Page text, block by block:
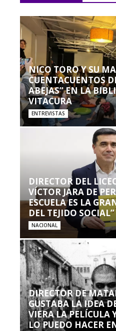
NICO TORO Y SU
CUENTACUENTOS
ABEJAS” EN LA
VITACURA
ENTREVISTAS
DIRECTOR DEL
VÍCTOR JARA DE
ESCUELA ES LA
DEL TEJIDO SOCIAL”
NACIONAL
DIRECTOR DE
GUSTABA LA IDEA
VIERA LA PELÍCULA
LO PUEDO HACER